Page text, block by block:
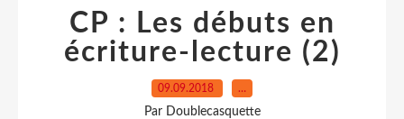
CP : Les débuts en
écriture-lecture (2)
09.09.2018 …
Par Doublecasquette